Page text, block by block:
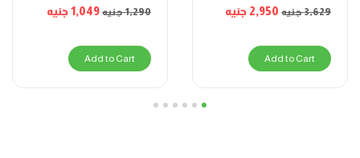
3,629جنيه 2,950 جنيه
Add to Cart
1,290جنيه 1,049جنيه
Add to Cart
1
2